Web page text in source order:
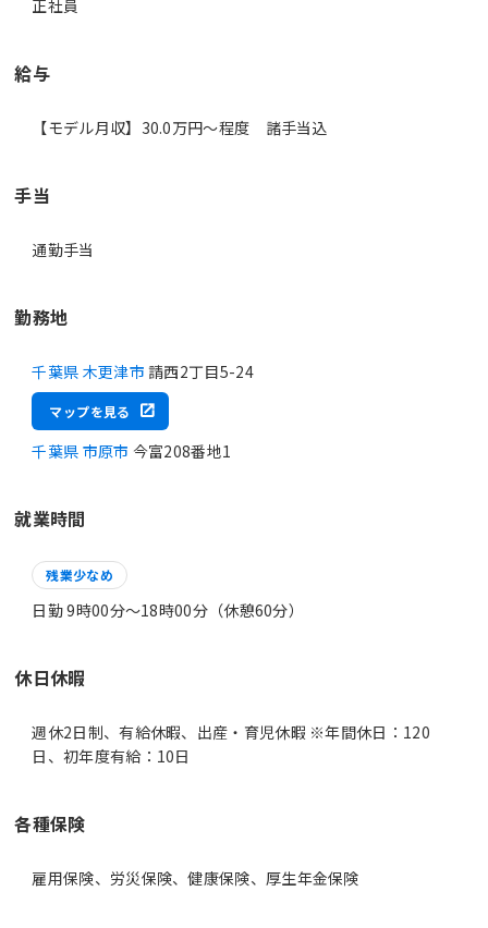
正社員
給与
【モデル月収】30.0万円〜程度 諸手当込
手当
通勤手当
勤務地
千葉県 木更津市 請西2丁目5-24
マップを見る
千葉県 市原市 今富208番地1
就業時間
残業少なめ
日勤 9時00分〜18時00分（休憩60分）
休日休暇
週休2日制、有給休暇、出産・育児休暇 ※年間休日：120
日、初年度有給：10日
各種保険
雇用保険、労災保険、健康保険、厚生年金保険